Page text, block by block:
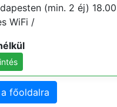
(min. 2 éj)
WiFi /
főoldalra